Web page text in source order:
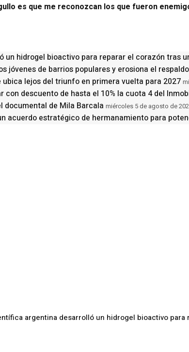
es que me reconozcan los que fueron
un hidrogel bioactivo para reparar el corazón tras
jóvenes de barrios populares y erosiona el
lejos del triunfo en primera vuelta para 2027
con descuento de hasta el 10% la cuota 4 del
documental de Mila Barcala miércoles 5 de agosto de
acuerdo estratégico de hermanamiento para
argentina desarrolló un hidrogel bioactivo